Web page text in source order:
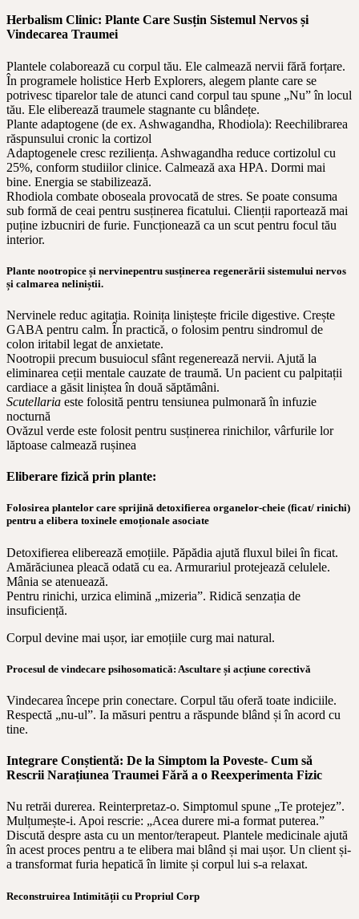
Herbalism Clinic: Plante Care Susțin Sistemul Nervos și
Vindecarea Traumei
Plantele colaborează cu corpul tău. Ele calmează nervii fără forțare.
În programele holistice Herb Explorers, alegem plante care se
potrivesc tiparelor tale de atunci cand corpul tau spune „Nu” în locul
tău. Ele eliberează traumele stagnante cu blândețe.
Plante adaptogene (de ex. Ashwagandha, Rhodiola): Reechilibrarea
răspunsului cronic la cortizol
Adaptogenele cresc reziliența. Ashwagandha reduce cortizolul cu
25%, conform studiilor clinice. Calmează axa HPA. Dormi mai
bine. Energia se stabilizează.
Rhodiola combate oboseala provocată de stres. Se poate consuma
sub formă de ceai pentru susținerea ficatului. Clienții raportează mai
puține izbucniri de furie. Funcționează ca un scut pentru focul tău
interior.
Plante nootropice și nervinepentru susținerea regenerării sistemului nervos
și calmarea neliniștii.
Nervinele reduc agitația. Roinița liniștește fricile digestive. Crește
GABA pentru calm. În practică, o folosim pentru sindromul de
colon iritabil legat de anxietate.
Nootropii precum busuiocul sfânt regenerează nervii. Ajută la
eliminarea ceții mentale cauzate de traumă. Un pacient cu palpitații
cardiace a găsit liniștea în două săptămâni.
Scutellaria este folosită pentru tensiunea pulmonară în infuzie
nocturnă
Ovăzul verde este folosit pentru susținerea rinichilor, vârfurile lor
lăptoase calmează rușinea
Eliberare fizică prin plante:
Folosirea plantelor care sprijină detoxifierea organelor-cheie (ficat/ rinichi)
pentru a elibera toxinele emoționale asociate
Detoxifierea eliberează emoțiile. Păpădia ajută fluxul bilei în ficat.
Amărăciunea pleacă odată cu ea. Armurariul protejează celulele.
Mânia se atenuează.
Pentru rinichi, urzica elimină „mizeria”. Ridică senzația de
insuficiență.
Corpul devine mai ușor, iar emoțiile curg mai natural.
Procesul de vindecare psihosomatică: Ascultare și acțiune corectivă
Vindecarea începe prin conectare. Corpul tău oferă toate indiciile.
Respectă „nu-ul”. Ia măsuri pentru a răspunde blând și în acord cu
tine.
Integrare Conștientă: De la Simptom la Poveste- Cum să
Rescrii Narațiunea Traumei Fără a o Reexperimenta Fizic
Nu retrăi durerea. Reinterpretaz-o. Simptomul spune „Te protejez”.
Mulțumește-i. Apoi rescrie: „Acea durere mi-a format puterea.”
Discută despre asta cu un mentor/terapeut. Plantele medicinale ajută
în acest proces pentru a te elibera mai blând și mai ușor. Un client și-
a transformat furia hepatică în limite și corpul lui s-a relaxat.
Reconstruirea Intimității cu Propriul Corp